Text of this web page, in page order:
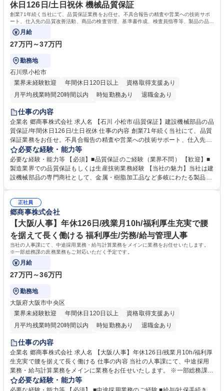
休日126日/土日祝休 機械品質保証
創業71年続く当社にて、品質保証業務をお任せ。不具合報告の精査や営業への技術サポ
ート、仕入先の品質改善活動、商品の検査管理、基準書作成、検査員指導等、製品の品質
保持に係る管理全般をお任せします。
月給
27万円～37万円
勤務地
石川県小松市
業界未経験歓迎
年間休日120日以上
資格取得支援あり
月平均残業時間20時間以内
時短勤務あり
退職金あり
完全週休2日制
仕事の内容
企業名 郷商事株式会社 求人名 【石川 小松市/品質保証】建設機械部品の品
質保証/年間休日126日/土日祝休 仕事の内容 創業71年続く当社にて、品質
保証業務をお任せ。不具合報告の精査や営業への技術サポート、仕入先の
品質改善活動、商品の検査管理、基準書作成、検査員指導等、製品の品質
保持に係る管理全般をお任せします。 ■不具合報告書の精査・営業サポー
ト ■仕入先品質改善活動 ■商品検査管理・基準書作成・検査員指導 ■品質
保持管理 ■受入検査時の不具合品対応 募集職種 【石川 小松市/品質保証】
必要な経験・能力等
必要な経験・能力等 【必須】■品質保証のご経験（業界不問） 【歓迎】■
製造業界での品質保証もしくは生産技術業務経験 【当社の魅力】当社は建
設機械部品の専門商社として、金属・樹脂加工品など多岐にわたる製品を
とのコミュニケーションが活発な環境で、培ってきた専門知識を存分に発
揮できるフィールドの中でキャリアを築くことが可能です。 学歴・資格
学歴：大学院 大学 高専 短大 専修学校 高校 語学力： 資格：
正社員
郷商事株式会社
【大阪/人事】年休126日/残業月10h/福利厚生充実で腰
を据えて長く働ける 福利厚生/労務/給与管理人事
当社の人事課にて、中途採用業務・給与計算業務をメインに業務をお任せいたします。
※一部総務課の庶務業務もご対応いただく予定です。
月給
27万円～36万円
勤務地
大阪府大阪市中央区
業界未経験歓迎
年間休日120日以上
資格取得支援あり
月平均残業時間20時間以内
時短勤務あり
退職金あり
完全週休2日制
仕事の内容
企業名 郷商事株式会社 求人名 【大阪/人事】年休126日/残業月10h/福利厚
生充実で腰を据えて長く働ける 仕事の内容 当社の人事課にて、中途採用
業務・給与計算業務をメインに業務をお任せいたします。 ※一部総務課の
庶務業務もご対応いただく予定です。 ■人事業務：中途採用業務、勤怠確
認、給与計算、社保手続き、労務管理 ■その他：庶務業務（安全・衛生管
必要な経験・能力等